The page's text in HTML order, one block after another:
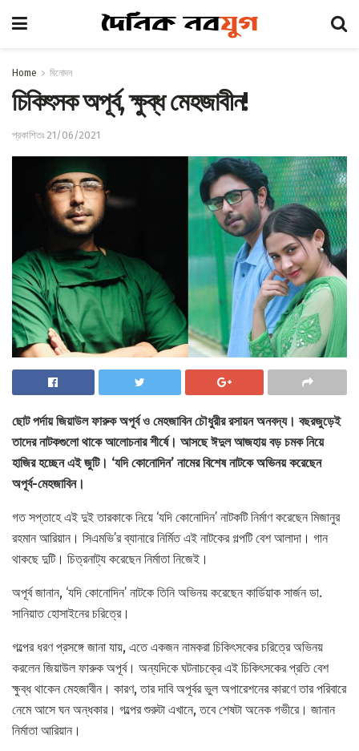
Home বিনোদন
চিকিৎসক অপূর্ব, ক্ষুব্ধ মেহজাবীন!
প্রকাশিতঃ 21/06/2021
ছোট পর্দায় জিয়াউল ফারুক অপূর্ব ও মেহজাবিন চৌধুরীর রসায়ন অনবদ্য। বছরজুড়েই
তাদের নাটকগুলো থাকে আলোচনার শীর্ষে। আসছে ঈদুল আজহায় বড় চমক নিয়ে
হাজির হচ্ছেন এই জুটি। ‘যদি কোনোদিন’ নামের বিশেষ নাটকে অভিনয় করেছেন
অপূর্ব-মেহজাবিন।
গত সপ্তাহে এই দুই তারকাকে নিয়ে ‘যদি কোনোদিন’ নাটকটি নির্মাণ করেছেন মিজানুর
রহমান আরিয়ান। সিএমভি’র ব্যানারে নির্মিত এই নাটকের গল্পটি বেশ আলাদা। গান
থাকছে দুটি। চিত্রনাট্য করেছেন নির্মাতা নিজেই।
অপূর্ব জানান, ‘যদি কোনোদিন’ নাটকে তিনি অভিনয় করেছেন কার্ডিয়াক সার্জন ডা.
সানিয়াত হোসাইনের চরিত্রে।
গল্পের ধরণ প্রসঙ্গে জানা যায়, এতে একজন নামকরা চিকিৎসকের চরিত্রে অভিনয়
করলেন জিয়াউল ফারুক অপূর্ব। অন্যদিকে ঘটনাচক্রে এই চিকিৎসকের প্রতি বেশ
ক্ষুব্ধ থাকেন মেহজাবীন। কারণ, তার দাবি অপূর্বর ভুল অপারেশনের কারণে তার পরিবারে
নেমে আসে ঘন অন্ধকার। গল্পের শুরুটা এখানে, তবে শেষটা অনেক গভীরে। জানান
নির্মাতা আরিয়ান।